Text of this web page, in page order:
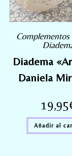
Complementos
Diadema
Daniela
19,95
Añadir al